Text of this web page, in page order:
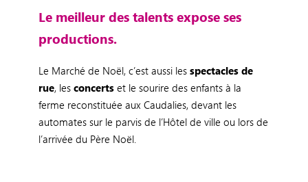
Le meilleur des talents expose ses
productions.
Le Marché de Noël, c’est aussi lesspectacles de
rue, les concertset le sourire des enfants à la
ferme reconstituée aux Caudalies, devant les
automates sur le parvis de l’Hôtel de ville ou lors de
l’arrivée du Père Noël.